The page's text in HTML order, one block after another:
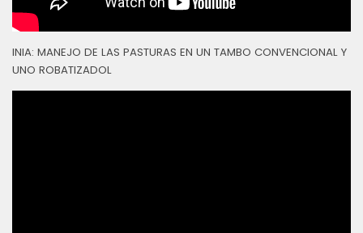
INIA: MANEJO DE LAS PASTURAS EN UN TAMBO CONVENCIONAL Y
UNO ROBATIZADOL